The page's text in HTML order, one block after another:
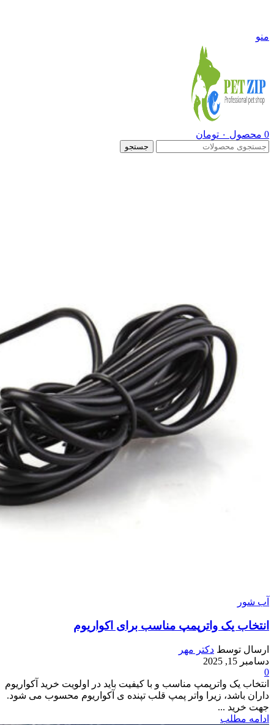
منو
0 محصول ۰ تومان
جستجو
آب شور
انتخاب یک واترپمپ مناسب برای اکواریوم
ارسال توسط دکتر مهر
دسامبر 15, 2025
0
انتخاب یک واترپمپ مناسب و با کیفیت باید در اولویت خرید آکواریوم
داران باشد، زیرا واتر پمپ قلب تپنده ی آکواریوم محسوب می شود.
جهت خرید ...
ادامه مطلب